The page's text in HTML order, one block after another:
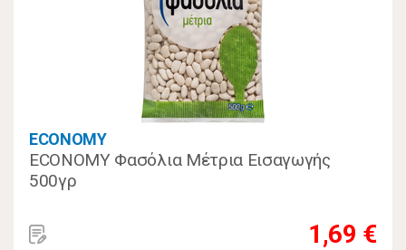
ECONOMY
ECONOMY Φασόλια Μέτρια Εισαγωγής
500γρ
1,69 €